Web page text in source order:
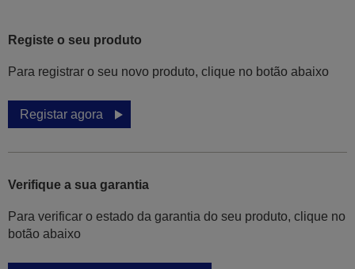
Registe o seu produto
Para registrar o seu novo produto, clique no botão abaixo
Registar agora
Verifique a sua garantia
Para verificar o estado da garantia do seu produto, clique no
botão abaixo